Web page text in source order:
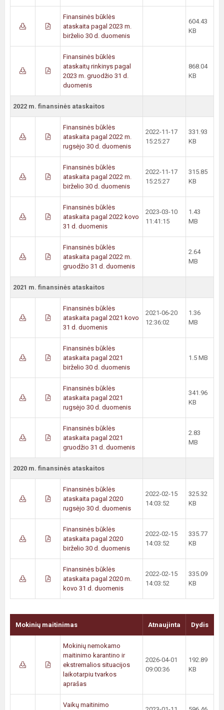
Finansinės būklės
ataskaita pagal 2023 m.
birželio 30 d. duomenis
604.43
KB
Finansinės būklės
ataskaitų rinkinys pagal
2023 m. gruodžio 31 d.
duomenis
868.04
KB
2022 m. finansinės ataskaitos
Finansinės būklės
ataskaita pagal 2022 m.
rugsėjo 30 d. duomenis
2022-11-17
15:25:27
331.93
KB
Finansinės būklės
ataskaita pagal 2022 m.
birželio 30 d. duomenis
2022-11-17
15:25:27
315.85
KB
Finansinės būklės
ataskaita pagal 2022 kovo
31 d. duomenis
2023-03-10
11:41:15
1.43
MB
Finansinės būklės
ataskaita pagal 2022 m.
gruodžio 31 d. duomenis
2.64
MB
2021 m. finansinės ataskaitos
Finansinės būklės
ataskaita pagal 2021 kovo
31 d. duomenis
2021-06-20
12:36:02
1.36
MB
Finansinės būklės
ataskaita pagal 2021
birželio 30 d. duomenis
1.5 MB
Finansinės būklės
ataskaita pagal 2021
rugsėjo 30 d. duomenis
341.96
KB
Finansinės būklės
ataskaita pagal 2021
gruodžio 31 d. duomenis
2.83
MB
2020 m. finansinės ataskaitos
Finansinės būklės
ataskaita pagal 2020
rugsėjo 30 d. duomenis
2022-02-15
14:03:52
325.32
KB
Finansinės būklės
ataskaita pagal 2020
birželio 30 d. duomenis
2022-02-15
14:03:52
335.77
KB
Finansinės būklės
ataskaita pagal 2020 m.
kovo 31 d. duomenis
2022-02-15
14:03:52
335.09
KB
Mokinių maitinimas Atnaujinta Dydis
Mokinių nemokamo
maitinimo karantino ir
ekstremalios situacijos
laikotarpiu tvarkos
aprašas
2026-04-01
09:00:36
192.89
KB
Vaikų maitinimo